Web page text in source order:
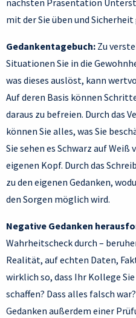
nächsten Präsentation
mit der Sie üben und
Gedankentagebuch: Zu
Situationen Sie in die
was dieses auslöst, kann
Auf deren Basis können
daraus zu befreien. Durch das
können Sie alles, was Sie
Sie sehen es Schwarz auf Weiß
eigenen Kopf. Durch das
zu den eigenen Gedanken,
den Sorgen möglich wird.
Negative Gedanken
Wahrheitscheck durch –
Realität, auf echten Daten,
wirklich so, dass Ihr Kollege
schaffen? Dass alles falsch
Gedanken außerdem einer